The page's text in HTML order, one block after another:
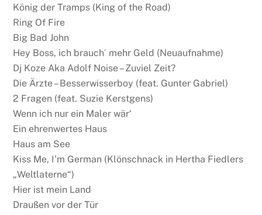
König der Tramps (King of the Road)
Ring Of Fire
Big Bad John
Hey Boss, ich brauch´ mehr Geld (Neuaufnahme)
Dj Koze Aka Adolf Noise – Zuviel Zeit?
Die Ärzte – Besserwisserboy (feat. Gunter Gabriel)
2 Fragen (feat. Suzie Kerstgens)
Wenn ich nur ein Maler wär‘
Ein ehrenwertes Haus
Haus am See
Kiss Me, I’m German (Klönschnack in Hertha Fiedlers
„Weltlaterne“)
Hier ist mein Land
Draußen vor der Tür